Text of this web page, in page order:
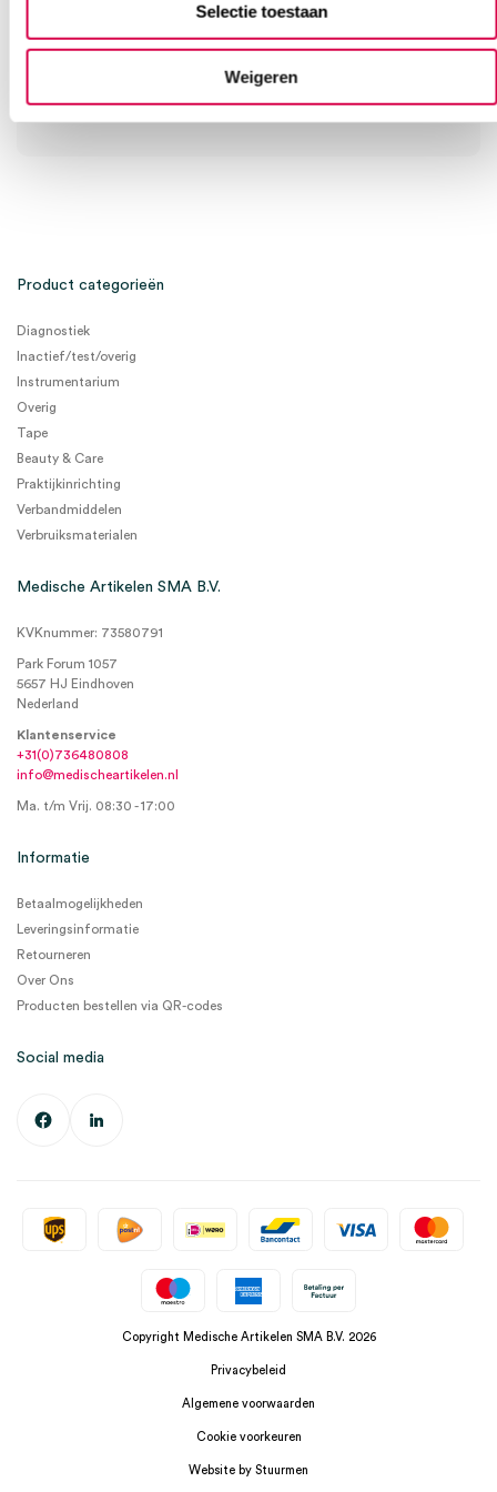
Selectie toestaan
Weigeren
Onze klantenservice is bereikbaar van maandag t/m vrijdag van
08:30 tot 17:00
Product categorieën
Diagnostiek
Inactief/test/overig
Instrumentarium
Overig
Tape
Beauty & Care
Praktijkinrichting
Verbandmiddelen
Verbruiksmaterialen
Medische Artikelen SMA B.V.
KVKnummer: 73580791
Park Forum 1057
5657 HJ Eindhoven
Nederland
Klantenservice
+31(0)736480808
info@medischeartikelen.nl
Ma. t/m Vrij. 08:30 - 17:00
Informatie
Betaalmogelijkheden
Leveringsinformatie
Retourneren
Over Ons
Producten bestellen via QR-codes
Social media
Copyright Medische Artikelen SMA B.V. 2026
Privacybeleid
Algemene voorwaarden
Cookie voorkeuren
Website by Stuurmen